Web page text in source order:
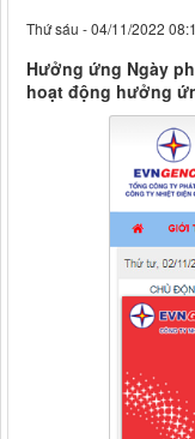
Thứ sáu - 04/11/2022
Hưởng ứng Ngày
hoạt động hưởng